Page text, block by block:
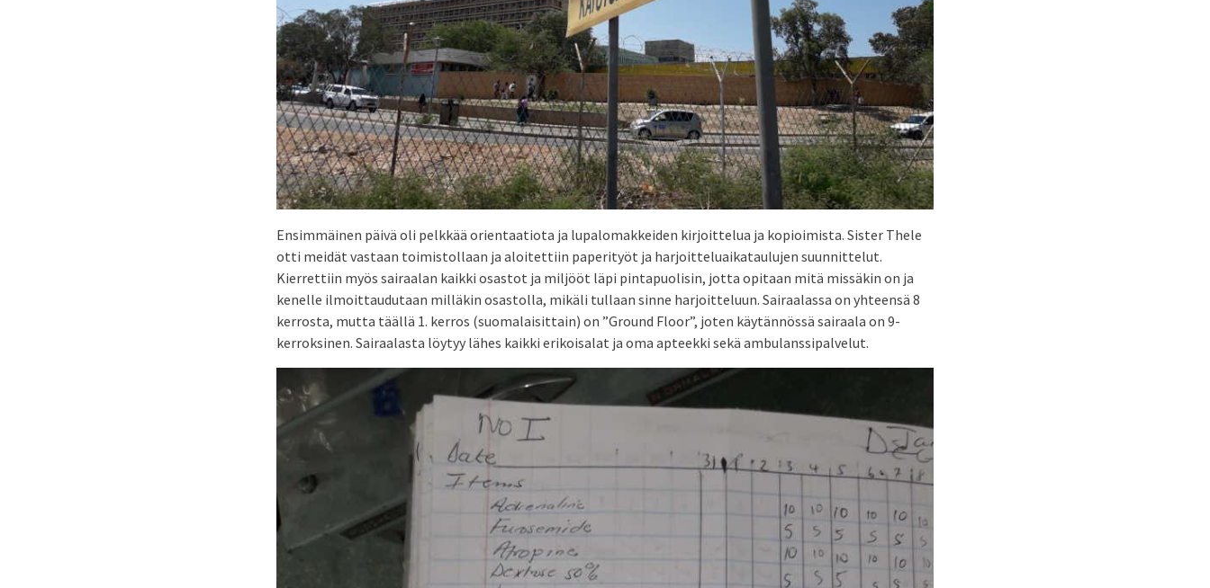
Ensimmäinen päivä oli pelkkää orientaatiota ja lupalomakkeiden kirjoittelua ja kopioimista. Sister Thele
otti meidät vastaan toimistollaan ja aloitettiin paperityöt ja harjoitteluaikataulujen suunnittelut.
Kierrettiin myös sairaalan kaikki osastot ja miljööt läpi pintapuolisin, jotta opitaan mitä missäkin on ja
kenelle ilmoittaudutaan milläkin osastolla, mikäli tullaan sinne harjoitteluun. Sairaalassa on yhteensä 8
kerrosta, mutta täällä 1. kerros (suomalaisittain) on ”Ground Floor”, joten käytännössä sairaala on 9-
kerroksinen. Sairaalasta löytyy lähes kaikki erikoisalat ja oma apteekki sekä ambulanssipalvelut.